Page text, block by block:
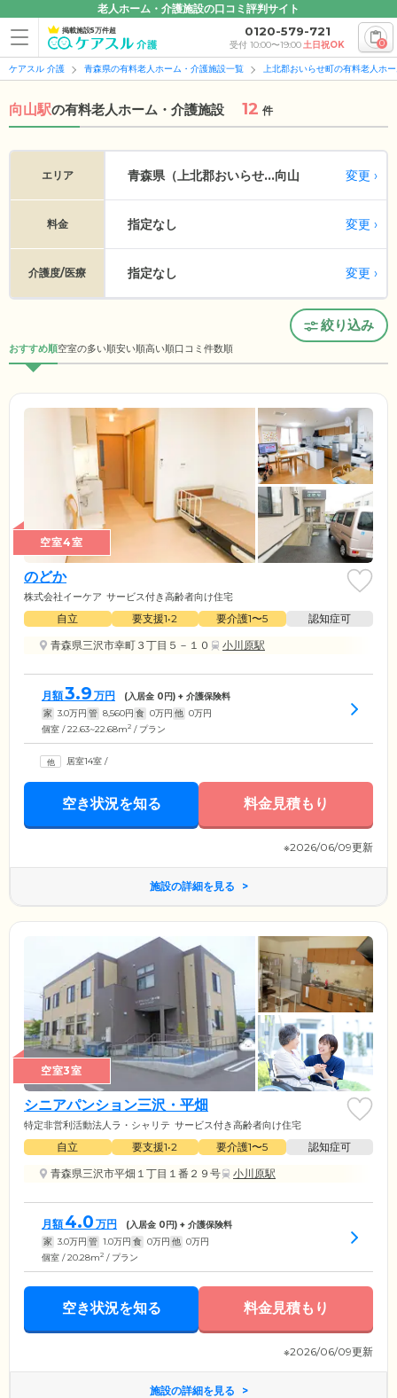
老人ホーム・介護施設の口コミ評判サイト
掲載施設5万件超 0120-579-721
受付 10:00〜19:00土日祝OK 0
ケアスル 介護 青森県の有料老人ホーム・介護施設一覧 上北郡おいらせ町の有料老人ホ
向山駅の有料老人ホーム・介護施設 12 件
エリア 青森県（上北郡おいらせ...向山 変更
料金 指定なし 変更
介護度/医療 指定なし 変更
絞り込み
おすすめ順空室の多い順安い順高い順口コミ件数順
空室4室
のどか
株式会社イーケア サービス付き高齢者向け住宅
自立 要支援1•2 要介護1〜5
認知症可
青森県三沢市幸町３丁目５－１０
小川原駅
月額3.9 万円 (入居金 0円) + 介護保険料
家 3.0万円 管 8,560円 食 0万円 他 0万円
個室 / 22.63~22.68m2 / プラン
居室14室 /
空き状況を知る 料金見積もり
※2026/06/09更新
施設の詳細を見る
空室3室
シニアパンション三沢・平畑
特定非営利活動法人ラ・シャリテ サービス付き高齢者向け住宅
自立 要支援1•2 要介護1〜5
認知症可
青森県三沢市平畑１丁目１番２９号
小川原駅
月額 4.0 万円 (入居金 0円) + 介護保険料
家 3.0万円 管 1.0万円 食 0万円 他 0万円
個室 / 20.28m2 / プラン
空き状況を知る 料金見積もり
※2026/06/09更新
施設の詳細を見る